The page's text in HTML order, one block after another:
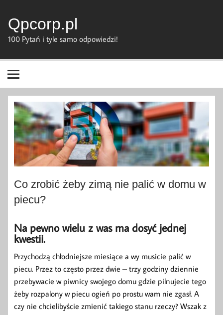
content
Qpcorp.pl
100 Pytań i tyle samo odpowiedzi!
Co zrobić żeby zimą nie palić w domu w
piecu?
Na pewno wielu z was ma dosyć jednej
kwestii.
Przychodzą chłodniejsze miesiące a wy musicie palić w
piecu. Przez to często przez dwie – trzy godziny dziennie
przebywacie w piwnicy swojego domu gdzie pilnujecie tego
żeby rozpalony w piecu ogień po prostu wam nie zgasł. A
czy nie chcielibyście zmienić takiego stanu rzeczy? Wszak z